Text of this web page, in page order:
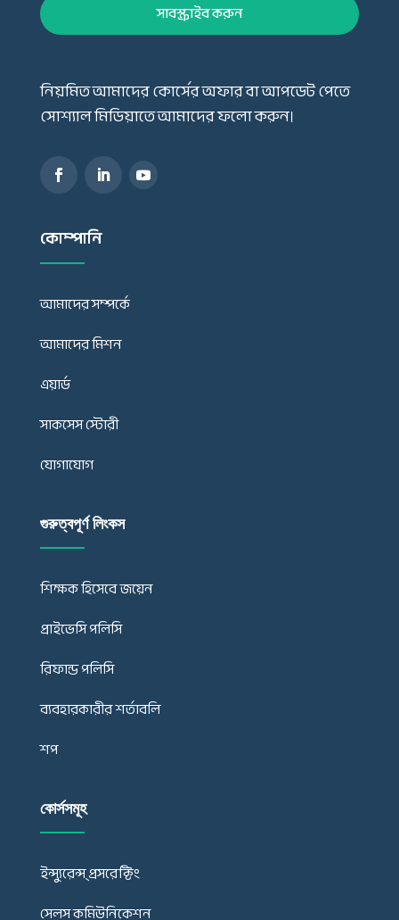
সাবস্ক্রাইব করুন
নিয়মিত আমাদের কোর্সের অফার বা আপডেট পেতে
সোশ্যাল মিডিয়াতে আমাদের ফলো করুন।
কোম্পানি
আমাদের সম্পর্কে
আমাদের মিশন
এয়ার্ড
সাকসেস স্টোরী
যোগাযোগ
গুরুত্বপূর্ণ লিংকস
শিক্ষক হিসেবে জয়েন
প্রাইভেসি পলিসি
রিফান্ড পলিসি
ব্যবহারকারীর শর্তাবলি
শপ
কোর্সসমূহ
ইন্স্যুরেন্স্ প্রসরেক্টিং
সেলস কমিউনিকেশন